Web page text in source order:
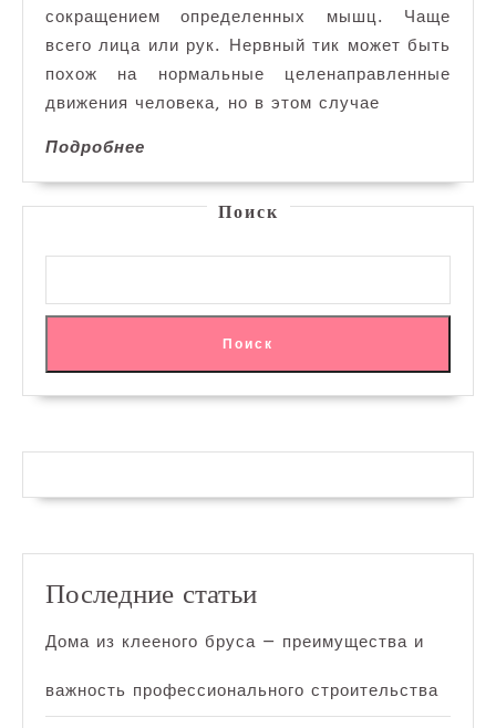
сокращением определенных мышц. Чаще
всего лица или рук. Нервный тик может быть
похож на нормальные целенаправленные
движения человека, но в этом случае
Подробнее
Поиск
Поиск
Последние статьи
Дома из клееного бруса — преимущества и
важность профессионального строительства